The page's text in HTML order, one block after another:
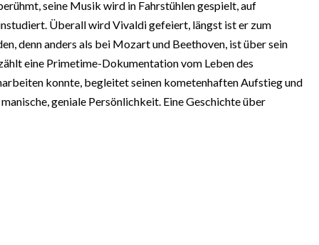
seine Musik wird in Fahrstühlen gespielt, auf
Überall wird Vivaldi gefeiert, längst ist er zum
denn anders als bei Mozart und Beethoven, ist über sein
eine Primetime-Dokumentation vom Leben des
konnte, begleitet seinen kometenhaften Aufstieg und
geniale Persönlichkeit. Eine Geschichte über